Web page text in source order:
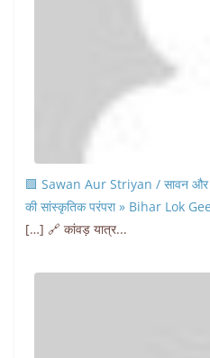
🟩 Sawan Aur Striyan / सावन और
की सांस्कृतिक परंपरा » Bihar Lok
[…] 🔗 कांवड़ यात्र...